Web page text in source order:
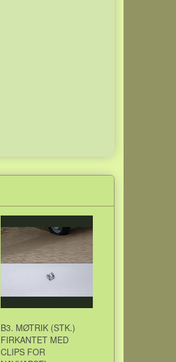
B3. MØTRIK (STK.)
FIRKANTET MED
CLIPS FOR